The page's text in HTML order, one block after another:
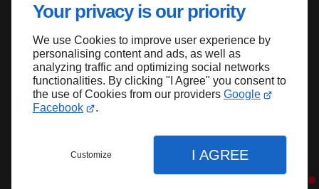
Your privacy is our priority
We use Cookies to improve user experience by
personalising content and ads, as well as
analyzing traffic and optimizing social networks
functionalities. By clicking "I Agree" you consent to
the use of Cookies from our providers Google
Facebook
.
Customize I AGREE
Haut de page